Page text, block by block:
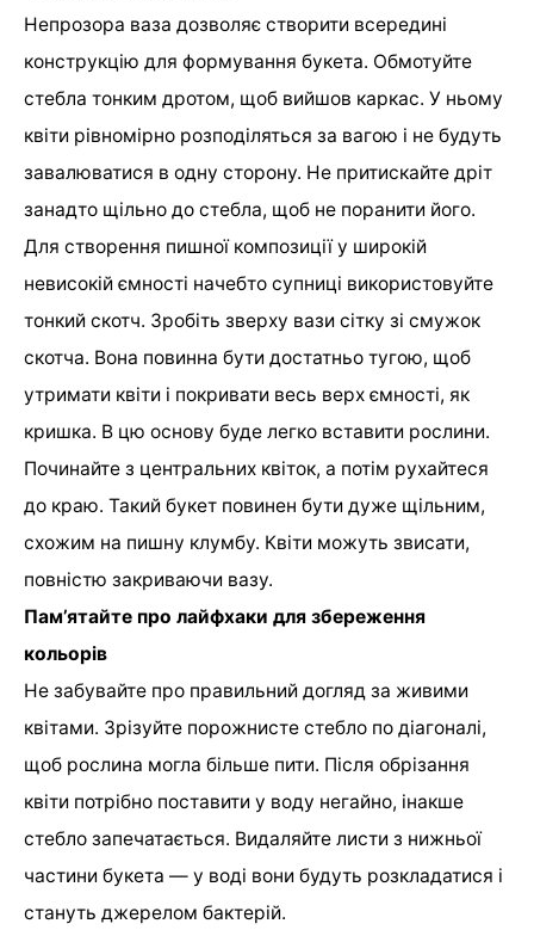
Непрозора ваза дозволяє створити всередині
конструкцію для формування букета. Обмотуйте
стебла тонким дротом, щоб вийшов каркас. У ньому
квіти рівномірно розподіляться за вагою і не будуть
завалюватися в одну сторону. Не притискайте дріт
занадто щільно до стебла, щоб не поранити його.
Для створення пишної композиції у широкій
невисокій ємності начебто супниці використовуйте
тонкий скотч. Зробіть зверху вази сітку зі смужок
скотча. Вона повинна бути достатньо тугою, щоб
утримати квіти і покривати весь верх ємності, як
кришка. В цю основу буде легко вставити рослини.
Починайте з центральних квіток, а потім рухайтеся
до краю. Такий букет повинен бути дуже щільним,
схожим на пишну клумбу. Квіти можуть звисати,
повністю закриваючи вазу.
Пам’ятайте про лайфхаки для збереження
кольорів
Не забувайте про правильний догляд за живими
квітами. Зрізуйте порожнисте стебло по діагоналі,
щоб рослина могла більше пити. Після обрізання
квіти потрібно поставити у воду негайно, інакше
стебло запечатається. Видаляйте листи з нижньої
частини букета — у воді вони будуть розкладатися і
стануть джерелом бактерій.